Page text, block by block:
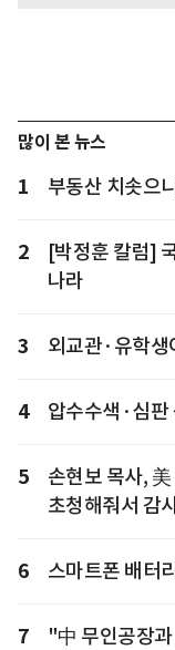
많이 본 뉴스
1 부동산 치솟으
2
[박정훈 칼럼]
나라
3 외교관·유학생
4 압수수색·심판
5
손현보 목사,
초청해줘서 감
6 스마트폰 배터
7
"中 무인공장